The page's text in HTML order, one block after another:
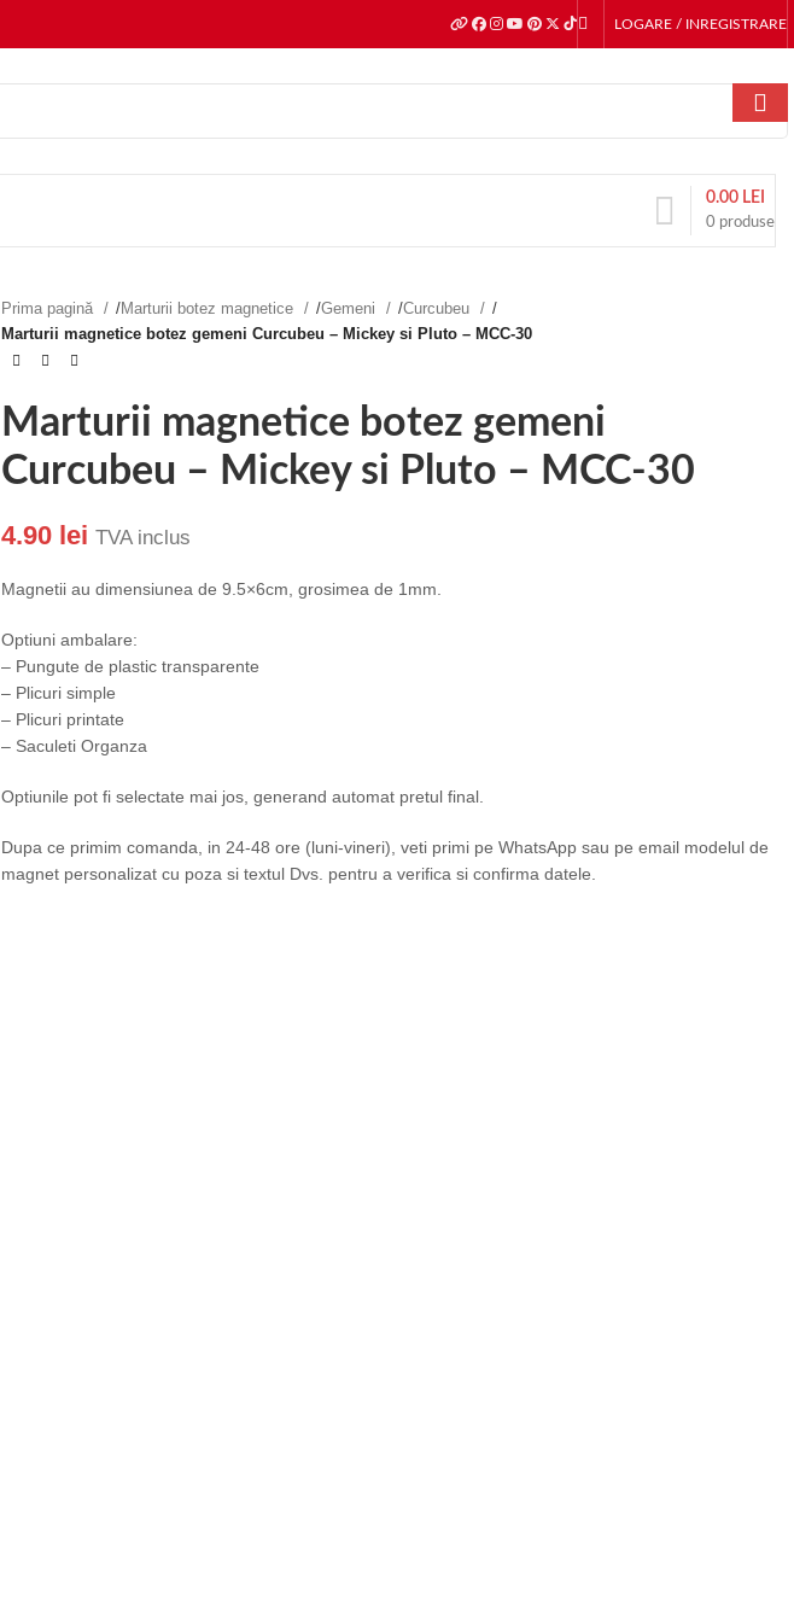
LOGARE / INREGISTRARE
0 produse
0.00 LEI
Prima pagină /Marturii botez magnetice /Gemeni /Curcubeu
/
Marturii magnetice botez gemeni Curcubeu – Mickey si Pluto – MCC-30
Marturii magnetice botez gemeni
Curcubeu – Mickey si Pluto – MCC-30
4.90 lei TVA inclus
Magnetii au dimensiunea de 9.5×6cm, grosimea de 1mm.
Optiuni ambalare:
– Pungute de plastic transparente
– Plicuri simple
– Plicuri printate
– Saculeti Organza
Optiunile pot fi selectate mai jos, generand automat pretul final.
Dupa ce primim comanda, in 24-48 ore (luni-vineri), veti primi pe WhatsApp sau pe email modelul de
magnet personalizat cu poza si textul Dvs. pentru a verifica si confirma datele.